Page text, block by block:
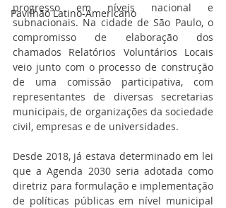
Pavilhão Latino-Americano
progresso em níveis nacional e
subnacionais. Na cidade de São Paulo, o
compromisso de elaboração dos
chamados Relatórios Voluntários Locais
veio junto com o processo de construção
de uma comissão participativa, com
representantes de diversas secretarias
municipais, de organizações da sociedade
civil, empresas e de universidades.
Desde 2018, já estava determinado em lei
que a Agenda 2030 seria adotada como
diretriz para formulação e implementação
de políticas públicas em nível municipal